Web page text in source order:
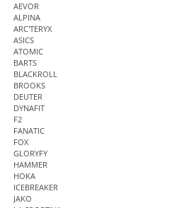
AEVOR
ALPINA
ARC'TERYX
ASICS
ATOMIC
BARTS
BLACKROLL
BROOKS
DEUTER
DYNAFIT
F2
FANATIC
FOX
GLORYFY
HAMMER
HOKA
ICEBREAKER
JAKO